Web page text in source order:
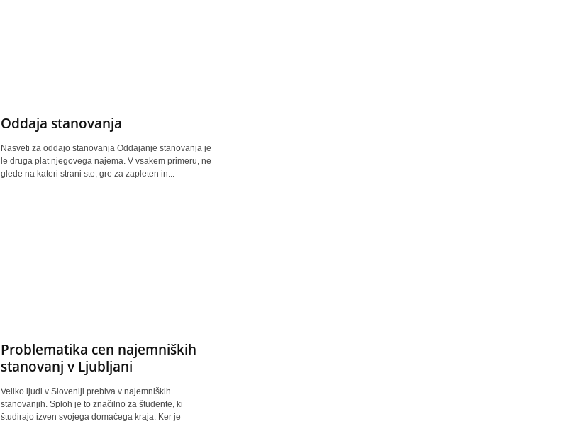
Oddaja stanovanja
Nasveti za oddajo stanovanja Oddajanje stanovanja je
le druga plat njegovega najema. V vsakem primeru, ne
glede na kateri strani ste, gre za zapleten in...
Problematika cen najemniških
stanovanj v Ljubljani
Veliko ljudi v Sloveniji prebiva v najemniških
stanovanjih. Sploh je to značilno za študente, ki
študirajo izven svojega domačega kraja. Ker je